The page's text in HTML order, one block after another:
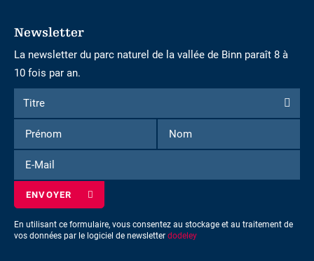
Newsletter
La newsletter du parc naturel de la vallée de Binn paraît 8 à
10 fois par an.
Formulaire
d'inscription
la
newsletter
Titre
Titre
Prénom
Nom
Mail
En utilisant ce formulaire, vous consentez au stockage et au traitement de
vos données par le logiciel de newsletter dodeley